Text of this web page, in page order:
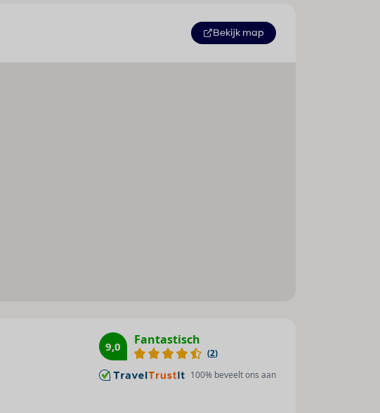
: 1
Bekijk map
9,0 Fantastisch
(2)
100% beveelt ons aan